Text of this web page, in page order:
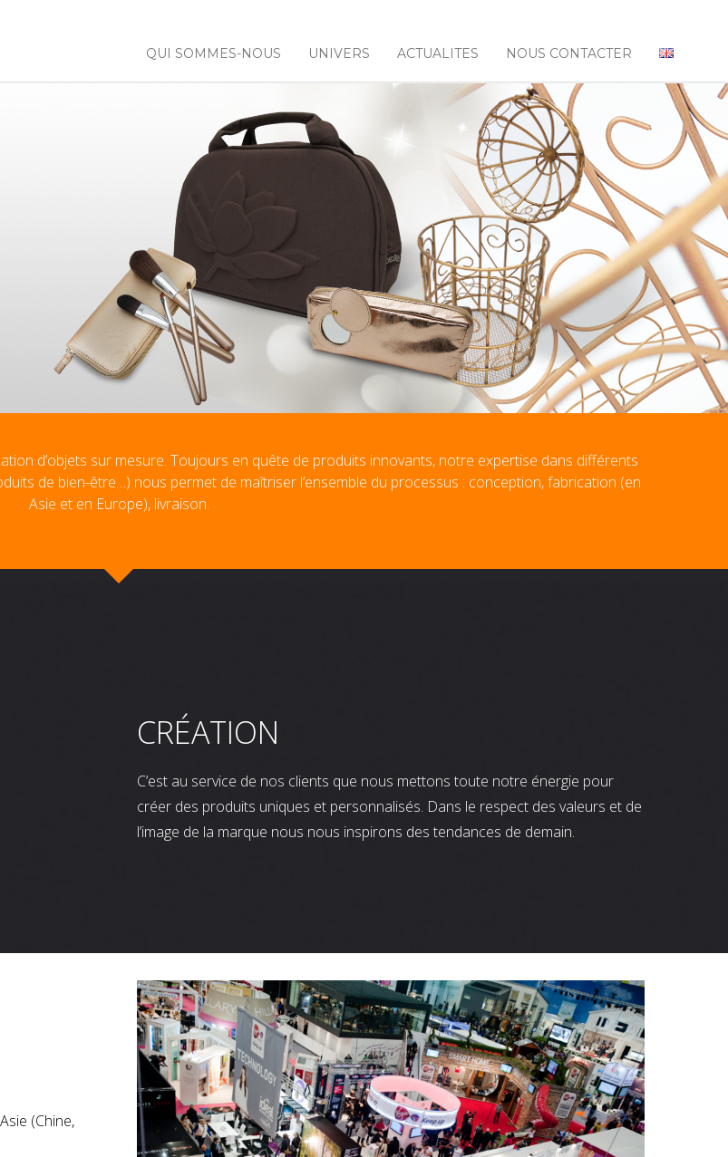
QUI SOMMES-NOUS UNIVERS ACTUALITES NOUS CONTACTER
d’objets sur mesure. Toujours en quête de produits innovants, notre expertise dans différents
de bien-être…) nous permet de maîtriser l’ensemble du processus : conception, fabrication (en
Asie et en Europe), livraison.
CRÉATION
C’est au service de nos clients que nous mettons toute notre énergie pour
créer des produits uniques et personnalisés. Dans le respect des valeurs et de
l’image de la marque nous nous inspirons des tendances de demain.
(Chine,